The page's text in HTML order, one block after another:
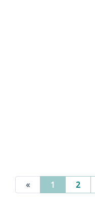
« 1 (current)
2